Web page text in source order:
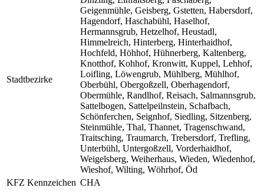
Stadtbezirke
Geigenmühle, Geisberg, Gstetten, Habersdorf,
Hagendorf, Haschabühl, Haselhof,
Hermannsgrub, Hetzelhof, Heustadl,
Himmelreich, Hinterberg, Hinterhaidhof,
Hochfeld, Höhhof, Hühnerberg, Kaltenberg,
Knotthof, Kohhof, Kronwitt, Kuppel, Lehhof,
Loifling, Löwengrub, Mühlberg, Mühlhof,
Oberbühl, Obergoßzell, Oberhagendorf,
Obermühle, Randlhof, Reisach, Salmannsgrub,
Sattelbogen, Sattelpeilnstein, Schafbach,
Schönferchen, Seignhof, Siedling, Sitzenberg,
Steinmühle, Thal, Thannet, Tragenschwand,
Traitsching, Traumarch, Trebersdorf, Trefling,
Unterbühl, Untergoßzell, Vorderhaidhof,
Weigelsberg, Weiherhaus, Wieden, Wiedenhof,
Wieshof, Wilting, Wöhrhof, Öd
KFZ Kennzeichen CHA